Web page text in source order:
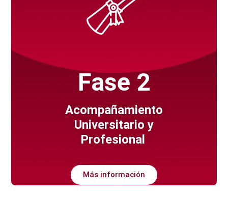
Fase 2
Acompañamiento
Universitario y
Profesional
Más información